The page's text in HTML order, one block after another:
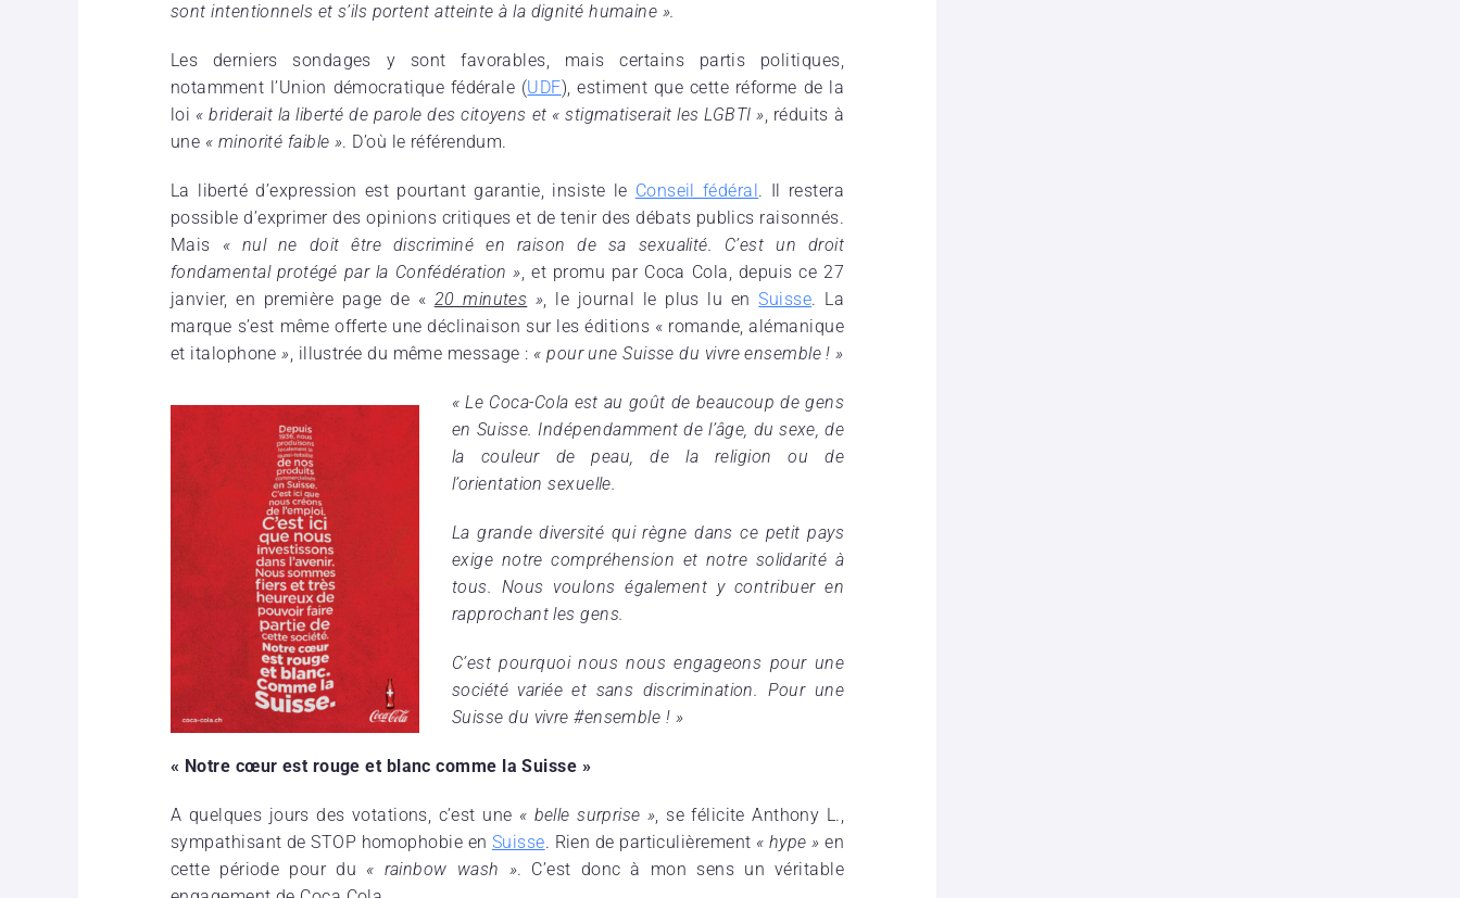
sont intentionnels et s’ils portent atteinte à la dignité humaine ».
Les derniers sondages y sont favorables, mais certains partis politiques,
notamment l’Union démocratique fédérale (UDF), estiment que cette réforme de la
loi « briderait la liberté de parole des citoyens et « stigmatiserait les LGBTI », réduits à
une « minorité faible ». D’où le référendum.
La liberté d’expression est pourtant garantie, insiste le Conseil fédéral. Il restera
possible d’exprimer des opinions critiques et de tenir des débats publics raisonnés.
Mais « nul ne doit être discriminé en raison de sa sexualité. C’est un droit
fondamental protégé par la Confédération », et promu par Coca Cola, depuis ce 27
janvier, en première page de « 20 minutes », le journal le plus lu enSuisse. La
marque s’est même offerte une déclinaison sur les éditions « romande, alémanique
et italophone», illustrée du même message : « pour une Suisse du vivre ensemble ! »
« Le Coca-Cola est au goût de beaucoup de gens
en Suisse. Indépendamment de l’âge, du sexe, de
la couleur de peau, de la religion ou de
l’orientation sexuelle.
La grande diversité qui règne dans ce petit pays
exige notre compréhension et notre solidarité à
tous. Nous voulons également y contribuer en
rapprochant les gens.
C’est pourquoi nous nous engageons pour une
société variée et sans discrimination. Pour une
Suisse du vivre #ensemble ! »
« Notre cœur est rouge et blanc comme la Suisse »
A quelques jours des votations, c’est une « belle surprise », se félicite Anthony L.,
sympathisant de STOP homophobie en Suisse. Rien de particulièrement « hype » en
cette période pour du « rainbow wash ». C’est donc à mon sens un véritable